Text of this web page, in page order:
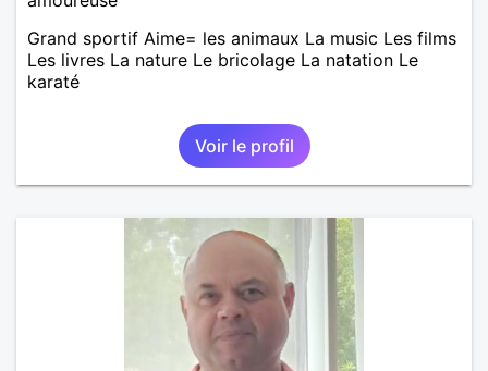
Grand sportif Aime= les animaux La music Les films
Les livres La nature Le bricolage La natation Le
karaté
Voir le profil